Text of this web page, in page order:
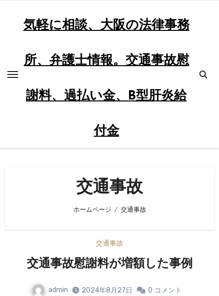
気軽に相談、大阪の法律事務
所、弁護士情報。交通事故慰
謝料、過払い金、B型肝炎給
付金
交通事故
ホームページ 交通事故
交通事故
交通事故慰謝料が増額した事例
admin 2024年8月27日 0 コメント